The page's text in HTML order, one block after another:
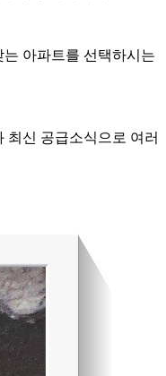
아파트를 선택하시는
최신 공급소식으로 여러